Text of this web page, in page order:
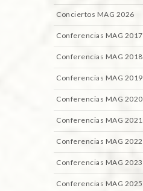
Conciertos MAG 2026
Conferencias MAG 2017
Conferencias MAG 2018
Conferencias MAG 2019
Conferencias MAG 2020
Conferencias MAG 2021
Conferencias MAG 2022
Conferencias MAG 2023
Conferencias MAG 2025